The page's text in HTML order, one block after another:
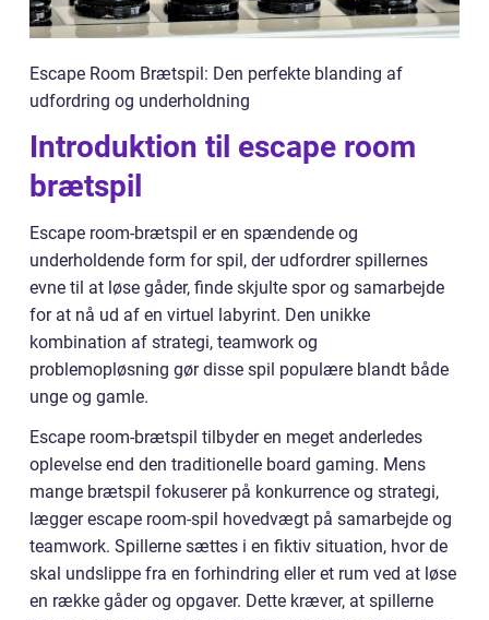
Escape Room Brætspil: Den perfekte blanding af
udfordring og underholdning
Introduktion til escape room
brætspil
Escape room-brætspil er en spændende og
underholdende form for spil, der udfordrer spillernes
evne til at løse gåder, finde skjulte spor og samarbejde
for at nå ud af en virtuel labyrint. Den unikke
kombination af strategi, teamwork og
problemopløsning gør disse spil populære blandt både
unge og gamle.
Escape room-brætspil tilbyder en meget anderledes
oplevelse end den traditionelle board gaming. Mens
mange brætspil fokuserer på konkurrence og strategi,
lægger escape room-spil hovedvægt på samarbejde og
teamwork. Spillerne sættes i en fiktiv situation, hvor de
skal undslippe fra en forhindring eller et rum ved at løse
en række gåder og opgaver. Dette kræver, at spillerne